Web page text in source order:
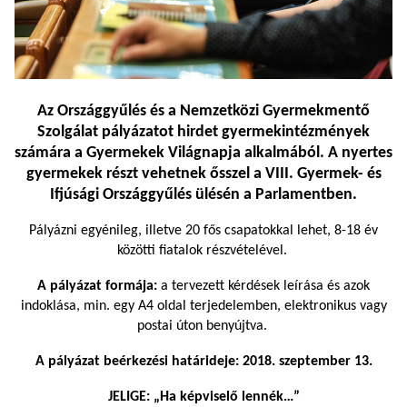
Az Országgyűlés és a Nemzetközi Gyermekmentő
Szolgálat pályázatot hirdet gyermekintézmények
számára a Gyermekek Világnapja alkalmából. A nyertes
gyermekek részt vehetnek ősszel a VIII. Gyermek- és
Ifjúsági Országgyűlés ülésén a Parlamentben.
Pályázni egyénileg, illetve 20 fős csapatokkal lehet, 8-18 év
közötti fiatalok részvételével.
A pályázat formája: a tervezett kérdések leírása és azok
indoklása, min. egy A4 oldal terjedelemben, elektronikus vagy
postai úton benyújtva.
A pályázat beérkezési határideje: 2018. szeptember 13.
JELIGE: „Ha képviselő lennék…”